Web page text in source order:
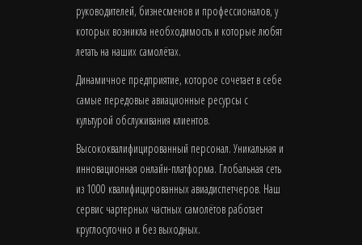
руководителей, бизнесменов и профессионалов, у
которых возникла необходимость и которые любят
летать на наших самолётах.
Динамичное предприятие, которое сочетает в себе
самые передовые авиационные ресурсы с
культурой обслуживания клиентов.
Высококвалифицированный персонал. Уникальная и
инновационная онлайн-платформа. Глобальная сеть
из 1000 квалифицированных авиадиспетчеров. Наш
сервис чартерных частных самолётов работает
круглосуточно и без выходных.